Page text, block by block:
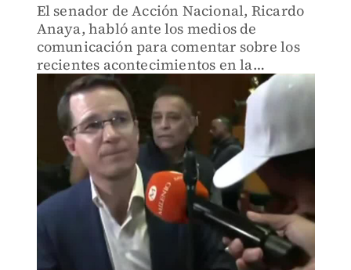
El senador de Acción Nacional, Ricardo
Anaya, habló ante los medios de
comunicación para comentar sobre los
recientes acontecimientos en la
discusión de la reforma al Poder
Judicial.